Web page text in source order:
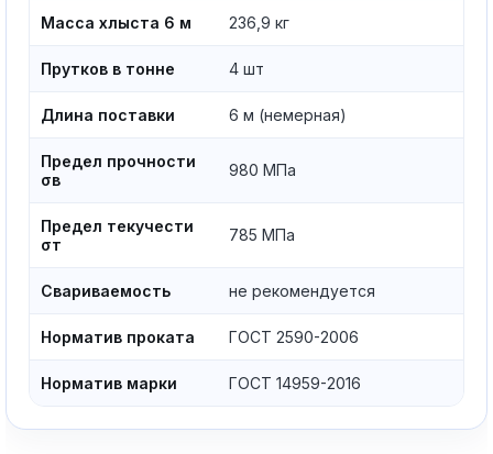
Масса хлыста 6 м 236,9 кг
Прутков в тонне 4 шт
Длина поставки 6 м (немерная)
Предел прочности
σв
980 МПа
Предел текучести
σт
785 МПа
Свариваемость не рекомендуется
Норматив проката ГОСТ 2590-2006
Норматив марки ГОСТ 14959-2016